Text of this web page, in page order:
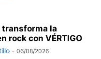
transforma la
rock con VÉRTIGO
- 06/08/2026